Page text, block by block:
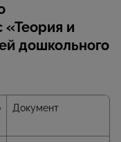
«Теория и
дошкольного
Документ